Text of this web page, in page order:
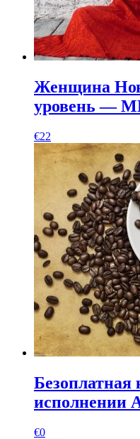
Женщина
уровень —
€22
Безоплатная
исполнении
€0